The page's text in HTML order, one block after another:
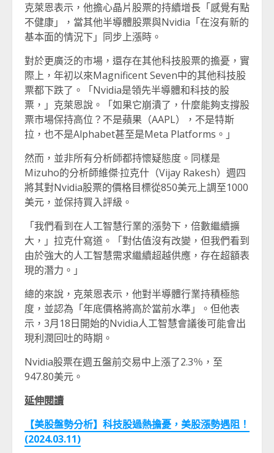
克萊恩表示，他擔心晶片股票的持續增長「感覺有點
不健康」，當其他半導體股票與Nvidia「在沒有新的
基本面的情況下」同步上漲時。
對於更廣泛的市場，還存在其他科技股票的擔憂，實
際上，年初以來Magnificent Seven中的其他科技股
票都下跌了。「Nvidia是領先半導體和科技的股
票，」克萊恩說。「如果它崩潰了，什麼能夠支撐股
票市場保持高位？不是蘋果（AAPL），不是特斯
拉，也不是Alphabet甚至是Meta Platforms。」
然而，並非所有分析師都持懷疑態度。同樣是
Mizuho的分析師維傑·拉克什（Vijay Rakesh）週四
將其對Nvidia股票的價格目標從850美元上調至1000
美元，並保持買入評級。
「我們看到在人工智慧行業的漲勢下，倍數繼續擴
大，」拉克什寫道。「對估值沒有改變，但我們看到
由於強大的人工智慧需求繼續超越供應，存在超額表
現的潛力。」
總的來說，克萊恩表示，他對半導體行業持積極態
度，並認為「年底價格將高於當前水準」。但他表
示，3月18日開始的Nvidia人工智慧會議後可能會出
現利潤回吐的時期。
Nvidia股票在週五盤前交易中上漲了2.3％，至
947.80美元。
延伸閱讀
【美股盤勢分析】科技股過熱擔憂，美股漲勢遇阻！
(2024.03.11)